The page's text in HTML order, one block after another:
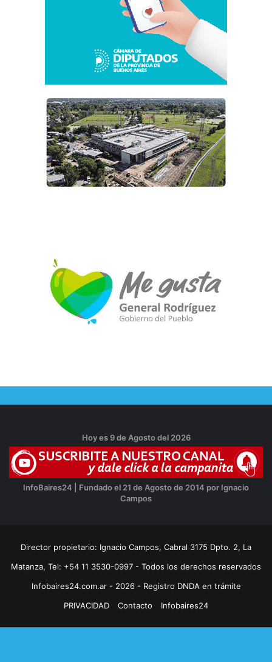
Hoy es 9 de Agosto del 2026
InfoBaires24 | Fundado el 21 de Agosto de 2014 por Ignacio
Campos
Director propietario: Ignacio Campos, Cabral 3175 Dpto. 2, La
Matanza, Tel: +54 11 3530-0997 - Todos los derechos reservados
Infobaires24.com.ar - 2026 - Registro DNDA en trámite
PRIVACIDAD
Contacto Infobaires24